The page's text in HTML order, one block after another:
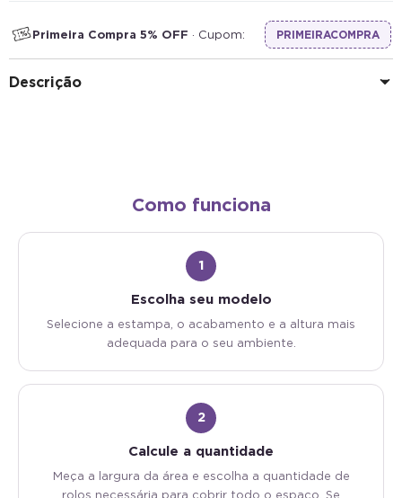
Descrição
Como funciona
1
Escolha seu modelo
Selecione a estampa, o acabamento e a altura mais
adequada para o seu ambiente.
2
Calcule a quantidade
Meça a largura da área e escolha a quantidade de
rolos necessária para cobrir todo o espaço. Se